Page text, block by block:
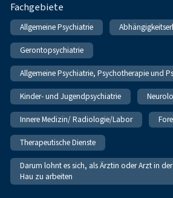
Fachgebiete
Allgemeine Psychiatrie
Gerontopsychiatrie
Allgemeine Psychiatrie, Psychotherapie und
Kinder- und Jugendpsychiatrie
Innere Medizin/ Radiologie/Labor
Therapeutische Dienste
Darum lohnt es sich, als Ärztin oder Arzt in
Hau zu arbeiten